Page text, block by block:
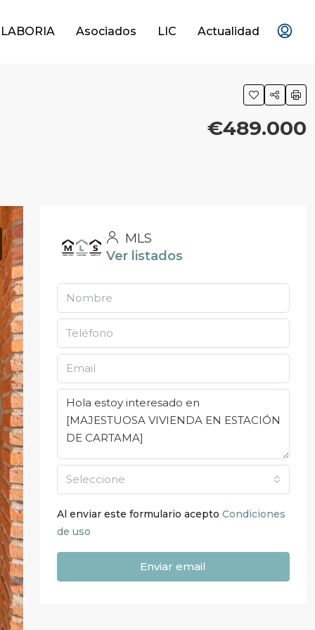
Asociados LIC Actualidad
€489.000
MLS
Ver listados
Seleccione
Al enviar este formulario acepto Condiciones
de uso
Enviar email